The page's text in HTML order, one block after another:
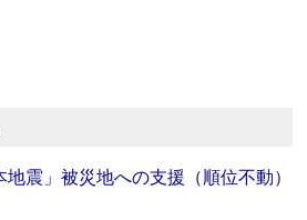
震」被災地への支援（順位不動）